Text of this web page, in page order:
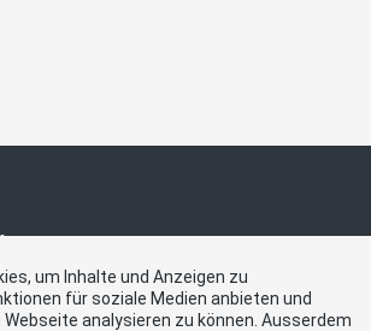
um Inhalte und Anzeigen zu
für soziale Medien anbieten und
analysieren zu können. Ausserdem